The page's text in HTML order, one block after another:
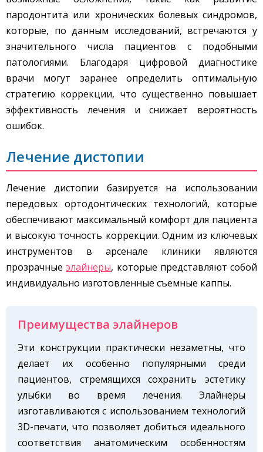
пародонтита или хронических болевых синдромов,
которые, по данным исследований, встречаются у
значительного числа пациентов с подобными
патологиями. Благодаря цифровой диагностике
врачи могут заранее определить оптимальную
стратегию коррекции, что существенно повышает
эффективность лечения и снижает вероятность
ошибок.
Лечение дистопии
Лечение дистопии базируется на использовании
передовых ортодонтических технологий, которые
обеспечивают максимальный комфорт для пациента
и высокую точность коррекции. Одним из ключевых
инструментов в арсенале клиники являются
прозрачныеэлайнеры, которые представляют собой
индивидуально изготовленные съемные каппы.
Преимущества элайнеров
Эти конструкции практически незаметны, что
делает их особенно популярными среди
пациентов, стремящихся сохранить эстетику
улыбки во время лечения. Элайнеры
изготавливаются с использованием технологий
3D-печати, что позволяет добиться идеального
соответствия анатомическим особенностям